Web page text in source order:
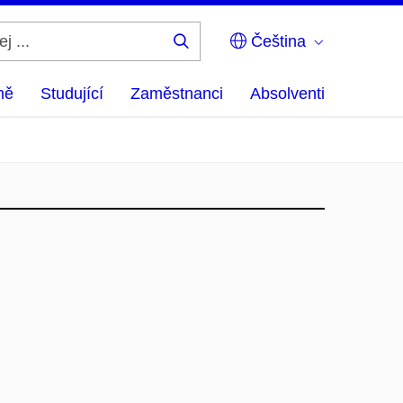
Čeština
Studující Zaměstnanci Absolventi